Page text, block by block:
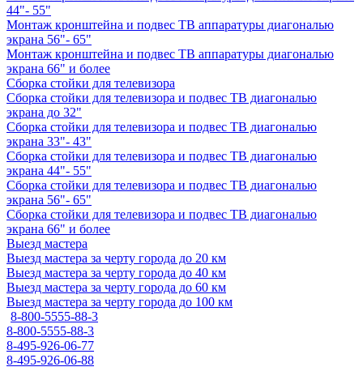
44"- 55"
Монтаж кронштейна и подвес ТВ аппаратуры диагональю
экрана 56"- 65"
Монтаж кронштейна и подвес ТВ аппаратуры диагональю
экрана 66" и более
Сборка стойки для телевизора
Сборка стойки для телевизора и подвес ТВ диагональю
экрана до 32"
Сборка стойки для телевизора и подвес ТВ диагональю
экрана 33"- 43"
Сборка стойки для телевизора и подвес ТВ диагональю
экрана 44"- 55"
Сборка стойки для телевизора и подвес ТВ диагональю
экрана 56"- 65"
Сборка стойки для телевизора и подвес ТВ диагональю
экрана 66" и более
Выезд мастера
Выезд мастера за черту города до 20 км
Выезд мастера за черту города до 40 км
Выезд мастера за черту города до 60 км
Выезд мастера за черту города до 100 км
8-800-5555-88-3
8-800-5555-88-3
8-495-926-06-77
8-495-926-06-88